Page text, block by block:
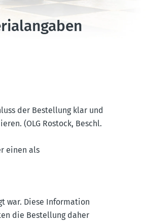
der Bestellung klar und
(OLG Rostock, Beschl.
einen als
war. Diese Infor­mation
die Bestellung daher